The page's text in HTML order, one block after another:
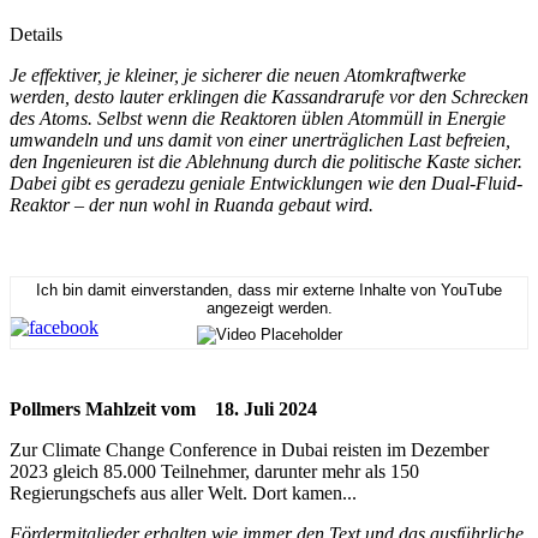
Details
Je effektiver, je kleiner, je sicherer die neuen Atomkraftwerke
werden, desto lauter erklingen die Kassandrarufe vor den Schrecken
des Atoms. Selbst wenn die Reaktoren üblen Atommüll in Energie
umwandeln und uns damit von einer unerträglichen Last befreien,
den Ingenieuren ist die Ablehnung durch die politische Kaste sicher.
Dabei gibt es geradezu geniale Entwicklungen wie den Dual-Fluid-
Reaktor – der nun wohl in Ruanda gebaut wird.
Ich bin damit einverstanden, dass mir externe Inhalte von YouTube
angezeigt werden.
Pollmers Mahlzeit vom 18. Juli 2024
Zur Climate Change Conference in Dubai reisten im Dezember
2023 gleich 85.000 Teilnehmer, darunter mehr als 150
Regierungschefs aus aller Welt. Dort kamen...
Fördermitglieder erhalten wie immer den Text und das ausführliche